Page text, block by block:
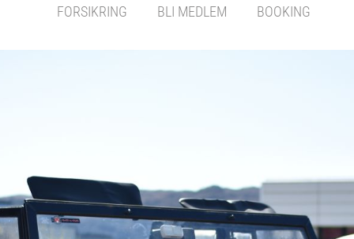
FORSIKRING BLI MEDLEM BOOKING